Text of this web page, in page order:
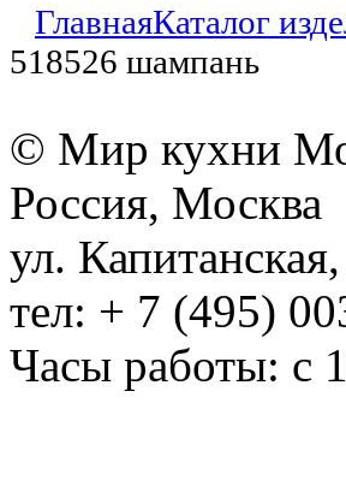
ГлавнаяКаталог
518526 шампань
© Мир кухни
Россия, Москва
ул.
тел: + 7 (495)
Часы работы: с